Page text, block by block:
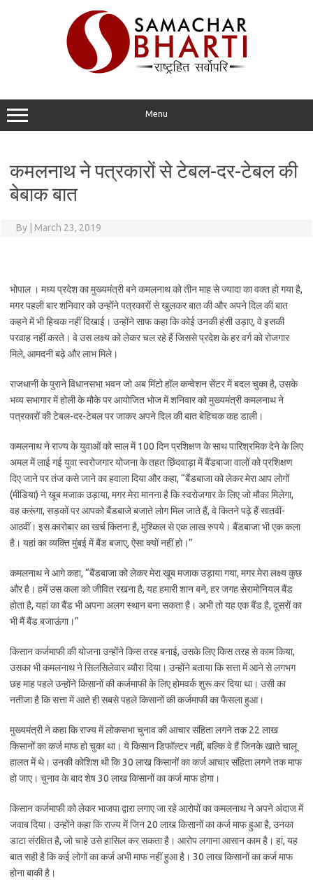
Menu
कमलनाथ ने पत्रकारों से टेबल-दर-टेबल की
बेबाक बात
By March 23, 2019
भोपाल । मध्य प्रदेश का मुख्यमंत्री बने कमलनाथ को तीन माह से ज्यादा का वक्त हो गया है,
मगर पहली बार शनिवार को उन्होंने पत्रकारों से खुलकर बात की और अपने दिल की बात
कहने में भी हिचक नहीं दिखाई। उन्होंने साफ कहा कि कोई उनकी हंसी उड़ाए, वे इसकी
परवाह नहीं करते। वे उस लक्ष्य को लेकर चल रहे हैं जिससे प्रदेश के हर वर्ग को रोजगार
मिले, आमदनी बढ़े और लाभ मिले।
राजधानी के पुराने विधानसभा भवन जो अब मिंटो हॉल कन्वेशन सेंटर में बदल चुका है, उसके
भव्य सभागार में होली के मौके पर आयोजित भोज में शनिवार को मुख्यमंत्री कमलनाथ ने
पत्रकारों की टेबल-दर-टेबल पर जाकर अपने दिल की बात बेहिचक कह डाली।
कमलनाथ ने राज्य के युवाओं को साल में 100 दिन प्रशिक्षण के साथ पारिश्रमिक देने के लिए
अमल में लाई गई युवा स्वरोजगार योजना के तहत छिंदवाड़ा में बैंडबाजा वालों को प्रशिक्षण
दिए जाने पर तंज कसे जाने का हवाला दिया और कहा, “बैंडबाजा को लेकर मेरा आप लोगों
(मीडिया) ने खूब मजाक उड़ाया, मगर मेरा मानना है कि स्वरोजगार के लिए जो मौका मिलेगा,
वह करूंगा, सड़कों पर आपको बैंडबाजे बजाते लोग मिल जाते हैं, वे कितने पढ़े हैं सातवीं-
आठवीं। इस कारोबार का खर्च कितना है, मुश्किल से एक लाख रुपये। बैंडबाजा भी एक कला
है। यहां का व्यक्ति मुंबई में बैंड बजाए, ऐसा क्यों नहीं हो।”
कमलनाथ ने आगे कहा, “बैंडबाजा को लेकर मेरा खूब मजाक उड़ाया गया, मगर मेरा लक्ष्य कुछ
और है। हमें उस कला को जीवित रखना है, यह हमारी शान बने, हर जगह सेरामोनियल बैंड
होता है, यहां का बैंड भी अपना अलग स्थान बना सकता है। अभी तो यह एक बैंड है, दूसरों का
भी मैं बैंड बजाऊंगा।”
किसान कर्जमाफी की योजना उन्होंने किस तरह बनाई, उसके लिए किस तरह से काम किया,
उसका भी कमलनाथ ने सिलसिलेवार ब्यौरा दिया। उन्होंने बताया कि सत्ता में आने से लगभग
छह माह पहले उन्होंने किसानों की कर्जमाफी के लिए होमवर्क शुरू कर दिया था। उसी का
नतीजा है कि सत्ता में आते ही सबसे पहले किसानों की कर्जमाफी का फैसला हुआ।
मुख्यमंत्री ने कहा कि राज्य में लोकसभा चुनाव की आचार संहिता लगने तक 22 लाख
किसानों का कर्ज माफ हो चुका था। ये किसान डिफॉल्टर नहीं, बल्कि वे हैं जिनके खाते चालू
हालत में थे। उनकी कोशिश थी कि 30 लाख किसानों का कर्ज आचार संहिता लगने तक माफ
हो जाए। चुनाव के बाद शेष 30 लाख किसानों का कर्ज माफ होगा।
किसान कर्जमाफी को लेकर भाजपा द्वारा लगाए जा रहे आरोपों का कमलनाथ ने अपने अंदाज में
जवाब दिया। उन्होंने कहा कि राज्य में जिन 20 लाख किसानों का कर्ज माफ हुआ है, उनका
डाटा संरक्षित है, जो चाहे उसे हासिल कर सकता है। आरोप लगाना आसान काम है। हां, यह
बात सही है कि कई लोगों का कर्ज अभी माफ नहीं हुआ है। 30 लाख किसानों का कर्ज माफ
होना बाकी है।